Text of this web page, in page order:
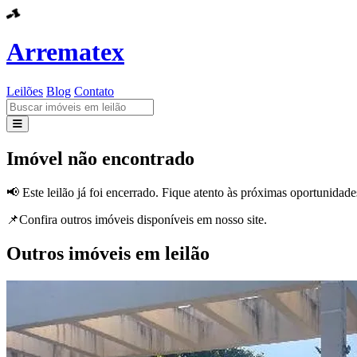
Arrematex
Leilões Blog Contato
Leilões
Contato
Imóvel não encontrado
📢 Este leilão já foi encerrado. Fique atento às próximas
📌Confira outros imóveis disponíveis em nosso site.
Outros imóveis em leilão